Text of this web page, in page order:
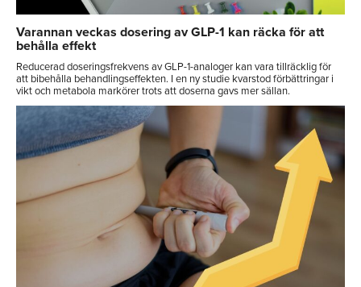
Varannan veckas dosering av GLP-1 kan räcka för att
behålla effekt
Reducerad doseringsfrekvens av GLP-1-analoger kan vara tillräcklig för
att bibehålla behandlingseffekten. I en ny studie kvarstod förbättringar i
vikt och metabola markörer trots att doserna gavs mer sällan.